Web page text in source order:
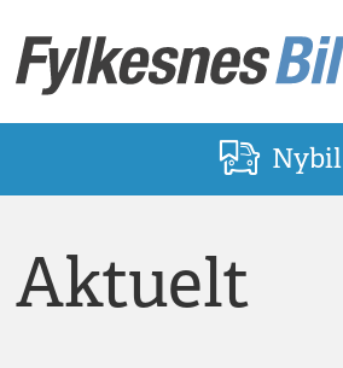
Nybil
Aktuelt